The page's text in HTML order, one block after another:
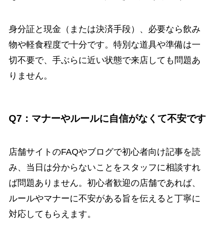
身分証と現金（または決済手段）、必要なら飲み
物や軽食程度で十分です。特別な道具や準備は一
切不要で、手ぶらに近い状態で来店しても問題あ
りません。
Q7：マナーやルールに自信がなくて不安です
店舗サイトのFAQやブログで初心者向け記事を読
み、当日は分からないことをスタッフに相談すれ
ば問題ありません。初心者歓迎の店舗であれば、
ルールやマナーに不安がある旨を伝えると丁寧に
対応してもらえます。